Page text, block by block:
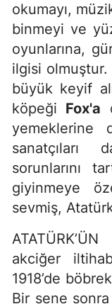
okumayı,
binmeyi ve
oyunlarına,
ilgisi
büyük keyif
köpeği Fox'a
yemeklerine
sorunlarını
giyinmeye
sevmiş,
ATATÜRK’ÜN
akciğer
1918’de
Bir sene sonra